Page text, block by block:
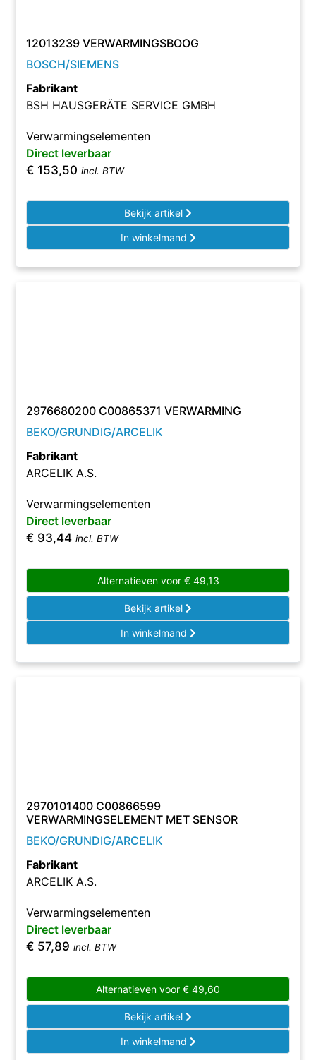
12013239 VERWARMINGSBOOG
BOSCH/SIEMENS
Fabrikant
BSH HAUSGERÄTE SERVICE GMBH
Verwarmingselementen
Direct leverbaar
€ 153,50 incl. BTW
Bekijk artikel
In winkelmand
2976680200 C00865371 VERWARMING
BEKO/GRUNDIG/ARCELIK
Fabrikant
ARCELIK A.S.
Verwarmingselementen
Direct leverbaar
€ 93,44 incl. BTW
Alternatieven voor €49,13
Bekijk artikel
In winkelmand
2970101400 C00866599
VERWARMINGSELEMENT MET SENSOR
BEKO/GRUNDIG/ARCELIK
Fabrikant
ARCELIK A.S.
Verwarmingselementen
Direct leverbaar
€ 57,89 incl. BTW
Alternatieven voor € 49,60
Bekijk artikel
In winkelmand